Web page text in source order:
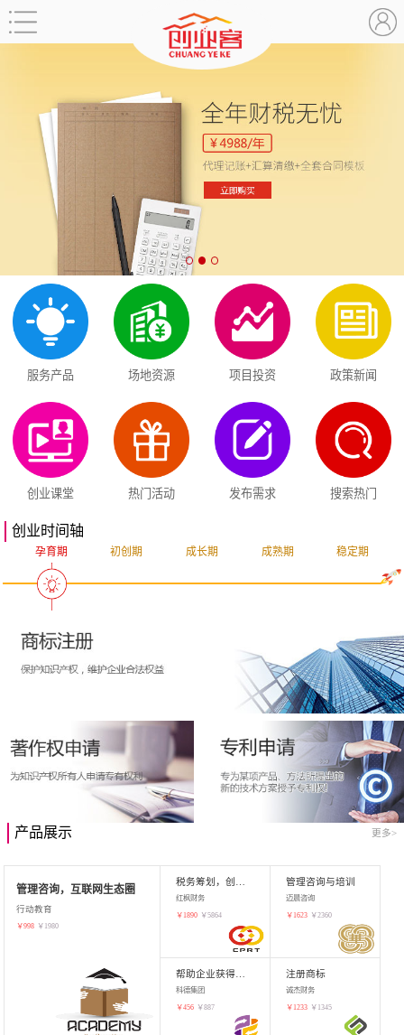
服务产品 场地资源 项目投资 政策新闻
创业课堂 热门活动 发布需求 搜索热门
创业时间轴
孕育期 初创期 成长期 成熟期 稳定期
产品展示 更多>
管理咨询，互联网生态圈
行动教育
￥998 ￥ 1980
红枫财务
￥ 1890 ￥5864
管理咨询与培训
迈晨咨询
￥ 1623 ￥2360
科德集团
￥456 ￥887
注册商标
诚杰财务
￥ 1233 ￥ 1345